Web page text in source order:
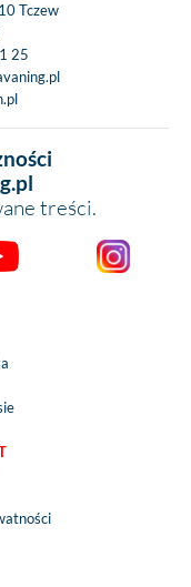
Tczew
25
treści.